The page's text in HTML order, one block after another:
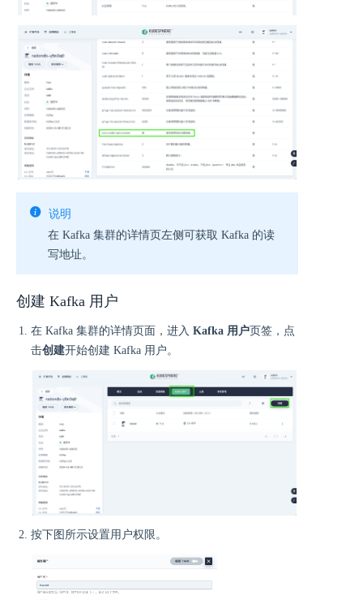
说明
在 Kafka 集群的详情页左侧可获取 Kafka 的读
写地址。
创建 Kafka 用户
在 Kafka 集群的详情页面，进入 Kafka 用户页签，点
击创建开始创建 Kafka 用户。
按下图所示设置用户权限。